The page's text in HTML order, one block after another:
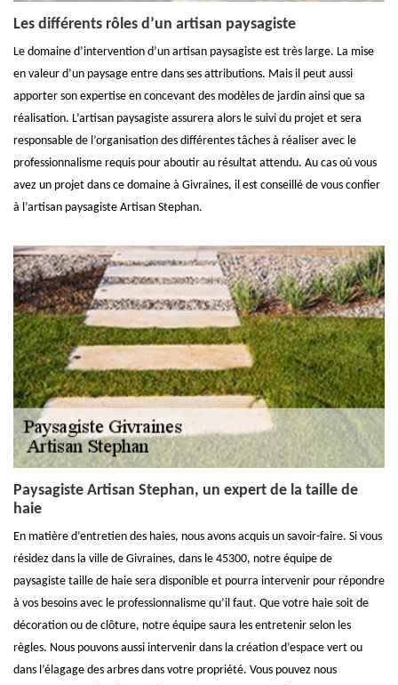
Les différents rôles d’un artisan paysagiste
Le domaine d’intervention d’un artisan paysagiste est très large. La mise
en valeur d’un paysage entre dans ses attributions. Mais il peut aussi
apporter son expertise en concevant des modèles de jardin ainsi que sa
réalisation. L’artisan paysagiste assurera alors le suivi du projet et sera
responsable de l’organisation des différentes tâches à réaliser avec le
professionnalisme requis pour aboutir au résultat attendu. Au cas où vous
avez un projet dans ce domaine à Givraines, il est conseillé de vous confier
à l’artisan paysagiste Artisan Stephan.
Paysagiste Artisan Stephan, un expert de la taille de
haie
En matière d’entretien des haies, nous avons acquis un savoir-faire. Si vous
résidez dans la ville de Givraines, dans le 45300, notre équipe de
paysagiste taille de haie sera disponible et pourra intervenir pour répondre
à vos besoins avec le professionnalisme qu’il faut. Que votre haie soit de
décoration ou de clôture, notre équipe saura les entretenir selon les
règles. Nous pouvons aussi intervenir dans la création d’espace vert ou
dans l’élagage des arbres dans votre propriété. Vous pouvez nous